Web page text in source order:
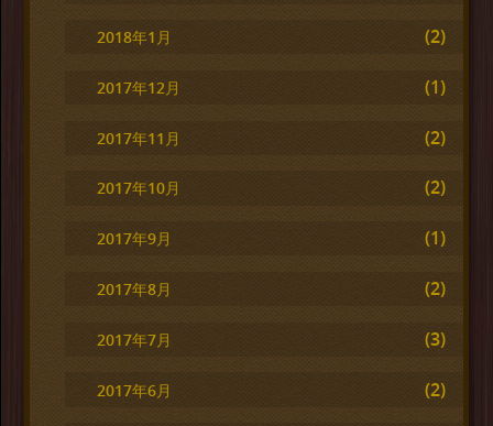
2018年1月 (2)
2017年12月 (1)
2017年11月 (2)
2017年10月 (2)
2017年9月 (1)
2017年8月 (2)
2017年7月 (3)
2017年6月 (2)